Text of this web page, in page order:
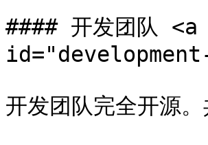
#### 开发团队
开发团队完全开源